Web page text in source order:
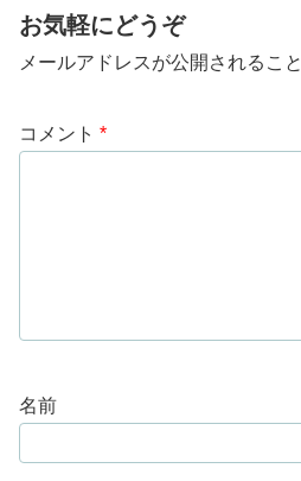
お気軽にどうぞ
メールアドレスが公開されるこ
コメント *
名前